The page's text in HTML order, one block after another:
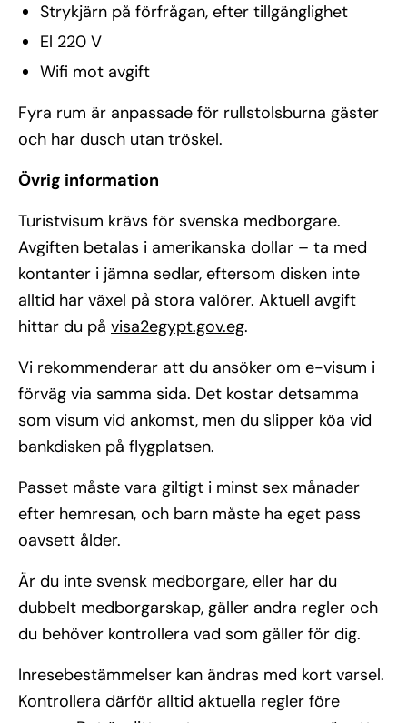
Strykjärn på förfrågan, efter tillgänglighet
El 220 V
Wifi mot avgift
Fyra rum är anpassade för rullstolsburna gäster
och har dusch utan tröskel.
Övrig information
Turistvisum krävs för svenska medborgare.
Avgiften betalas i amerikanska dollar – ta med
kontanter i jämna sedlar, eftersom disken inte
alltid har växel på stora valörer. Aktuell avgift
hittar du på visa2egypt.gov.eg.
Vi rekommenderar att du ansöker om e-visum i
förväg via samma sida. Det kostar detsamma
som visum vid ankomst, men du slipper köa vid
bankdisken på flygplatsen.
Passet måste vara giltigt i minst sex månader
efter hemresan, och barn måste ha eget pass
oavsett ålder.
Är du inte svensk medborgare, eller har du
dubbelt medborgarskap, gäller andra regler och
du behöver kontrollera vad som gäller för dig.
Inresebestämmelser kan ändras med kort varsel.
Kontrollera därför alltid aktuella regler före